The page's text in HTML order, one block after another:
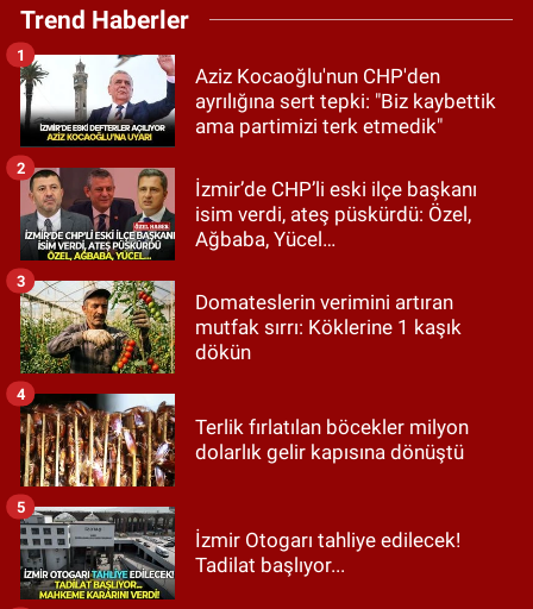
Trend Haberler
Aziz Kocaoğlu'nun CHP'den
ayrılığına sert tepki: "Biz kaybettik
ama partimizi terk etmedik"
1
İzmir’de CHP’li eski ilçe başkanı
isim verdi, ateş püskürdü: Özel,
Ağbaba, Yücel…
2
Domateslerin verimini artıran
mutfak sırrı: Köklerine 1 kaşık
dökün
3
Terlik fırlatılan böcekler milyon
dolarlık gelir kapısına dönüştü
4
İzmir Otogarı tahliye edilecek!
Tadilat başlıyor...
5